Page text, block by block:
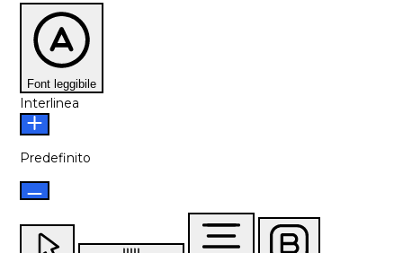
Font leggibile
Interlinea
Predefinito